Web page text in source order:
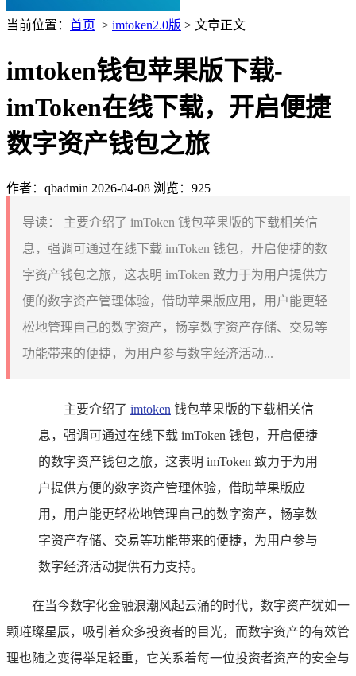
当前位置： 首页 > imtoken2.0版 > 文章正文
imtoken钱包苹果版下载-
imToken在线下载，开启便捷
数字资产钱包之旅
作者：qbadmin 2026-04-08 浏览：925
导读：
主要介绍了 imToken 钱包苹果版的下载相关信
息，强调可通过在线下载 imToken 钱包，开启便捷的数
字资产钱包之旅，这表明 imToken 致力于为用户提供方
便的数字资产管理体验，借助苹果版应用，用户能更轻
松地管理自己的数字资产，畅享数字资产存储、交易等
功能带来的便捷，为用户参与数字经济活动...
主要介绍了 imtoken 钱包苹果版的下载相关信
息，强调可通过在线下载 imToken 钱包，开启便捷
的数字资产钱包之旅，这表明 imToken 致力于为用
户提供方便的数字资产管理体验，借助苹果版应
用，用户能更轻松地管理自己的数字资产，畅享数
字资产存储、交易等功能带来的便捷，为用户参与
数字经济活动提供有力支持。
在当今数字化金融浪潮风起云涌的时代，数字资产犹如一
颗璀璨星辰，吸引着众多投资者的目光，而数字资产的有效管
理也随之变得举足轻重，它关系着每一位投资者资产的安全与